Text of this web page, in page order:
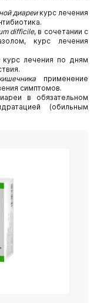
диареикурс лечения
difficile, в сочетании с
курс лечения
курс лечения по дням
применение
симптомов.
в обязательном
(обильным